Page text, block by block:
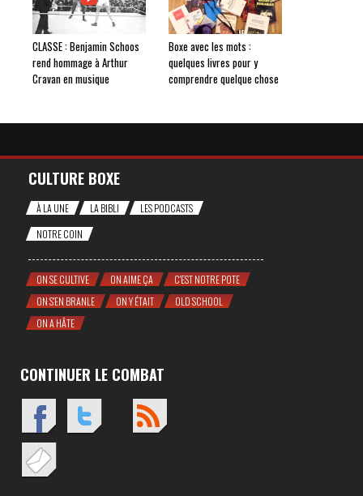
CLASSE : Benjamin Schoos
rend hommage à Arthur
Cravan en musique
Boxe avec les mots :
quelques livres pour y
comprendre quelque chose
CULTURE BOXE
À LA UNE LA BIBLI
LES PODCASTS
NOTRE COIN
ON SE CULTIVE ON AIME ÇA
C'EST NOTRE POTE
ON S'EN BRANLE
ON Y ÉTAIT
OLD SCHOOL
ON A HÂTE
CONTINUER LE COMBAT